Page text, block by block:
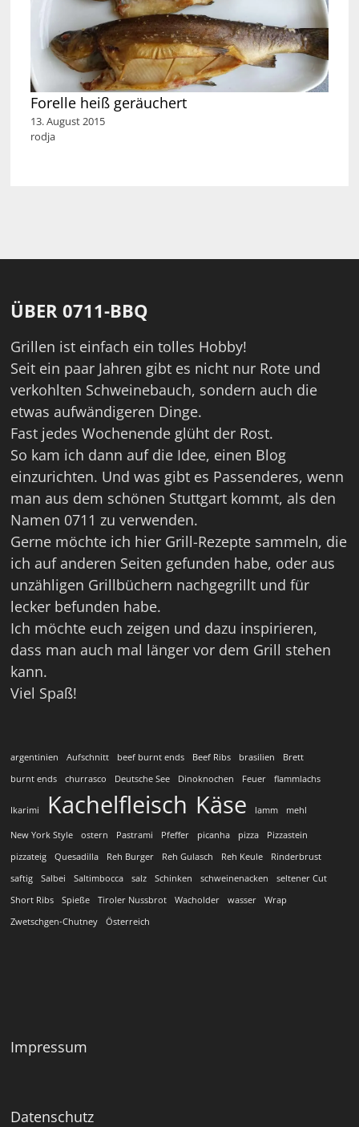
Forelle heiß geräuchert
13. August 2015
rodja
ÜBER 0711-BBQ
Grillen ist einfach ein tolles Hobby!
Seit ein paar Jahren gibt es nicht nur Rote und
verkohlten Schweinebauch, sondern auch die
etwas aufwändigeren Dinge.
Fast jedes Wochenende glüht der Rost.
So kam ich dann auf die Idee, einen Blog
einzurichten. Und was gibt es Passenderes, wenn
man aus dem schönen Stuttgart kommt, als den
Namen 0711 zu verwenden.
Gerne möchte ich hier Grill-Rezepte sammeln, die
ich auf anderen Seiten gefunden habe, oder aus
unzähligen Grillbüchern nachgegrillt und für
lecker befunden habe.
Ich möchte euch zeigen und dazu inspirieren,
dass man auch mal länger vor dem Grill stehen
kann.
Viel Spaß!
argentinien Aufschnitt beef burnt ends Beef Ribs brasilien
Brett
burnt ends
churrasco Deutsche See Dinoknochen Feuer flammlachs
Ikarimi Kachelfleisch Käse lamm mehl
New York Style ostern Pastrami Pfeffer picanha pizza
Pizzastein
pizzateig
Quesadilla Reh Burger Reh Gulasch Reh Keule
Rinderbrust
saftig
Salbei Saltimbocca salz Schinken schweinenacken
seltener Cut
Short Ribs
Spieße Tiroler Nussbrot Wacholder wasser
Wrap
Zwetschgen-Chutney
Österreich
Impressum
Datenschutz